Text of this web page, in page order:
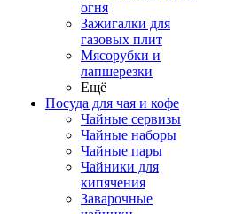
огня
Зажигалки для
газовых плит
Мясорубки и
лапшерезки
Ещё
Посуда для чая и кофе
Чайные сервизы
Чайные наборы
Чайные пары
Чайники для
кипячения
Заварочные